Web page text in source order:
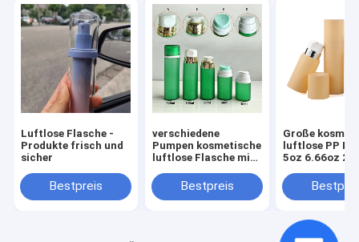
Luftlose Flasche -
Produkte frisch und
sicher
Bestpreis
verschiedene
Pumpen kosmetische
luftlose Flasche mit
30ml 50ml 80ml
100ml 120ml
Bestpreis
Große
luftlose PP
5oz 6.66oz
Hautpflege
Verpackung
mit